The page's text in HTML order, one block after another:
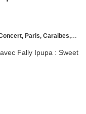
des Congres, David Monsoh, ,Fally Ipupa